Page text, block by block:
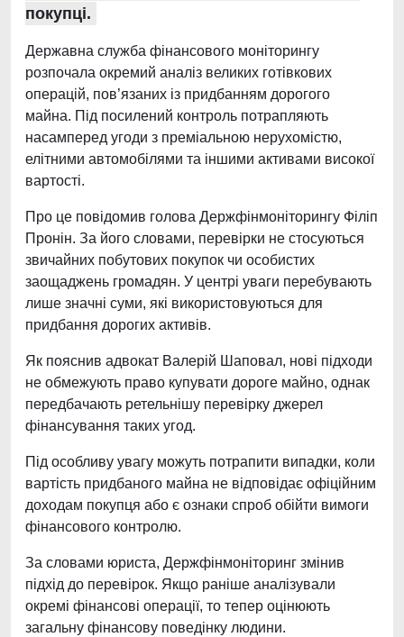
покупці.
Державна служба фінансового моніторингу
розпочала окремий аналіз великих готівкових
операцій, пов’язаних із придбанням дорогого
майна. Під посилений контроль потрапляють
насамперед угоди з преміальною нерухомістю,
елітними автомобілями та іншими активами високої
вартості.
Про це повідомив голова Держфінмоніторингу Філіп
Пронін. За його словами, перевірки не стосуються
звичайних побутових покупок чи особистих
заощаджень громадян. У центрі уваги перебувають
лише значні суми, які використовуються для
придбання дорогих активів.
Як пояснив адвокат Валерій Шаповал, нові підходи
не обмежують право купувати дороге майно, однак
передбачають ретельнішу перевірку джерел
фінансування таких угод.
Під особливу увагу можуть потрапити випадки, коли
вартість придбаного майна не відповідає офіційним
доходам покупця або є ознаки спроб обійти вимоги
фінансового контролю.
За словами юриста, Держфінмоніторинг змінив
підхід до перевірок. Якщо раніше аналізували
окремі фінансові операції, то тепер оцінюють
загальну фінансову поведінку людини.